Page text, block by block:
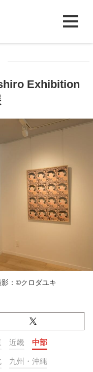
Exhibition
：©クロダユキ
近畿 中部
九州・沖縄